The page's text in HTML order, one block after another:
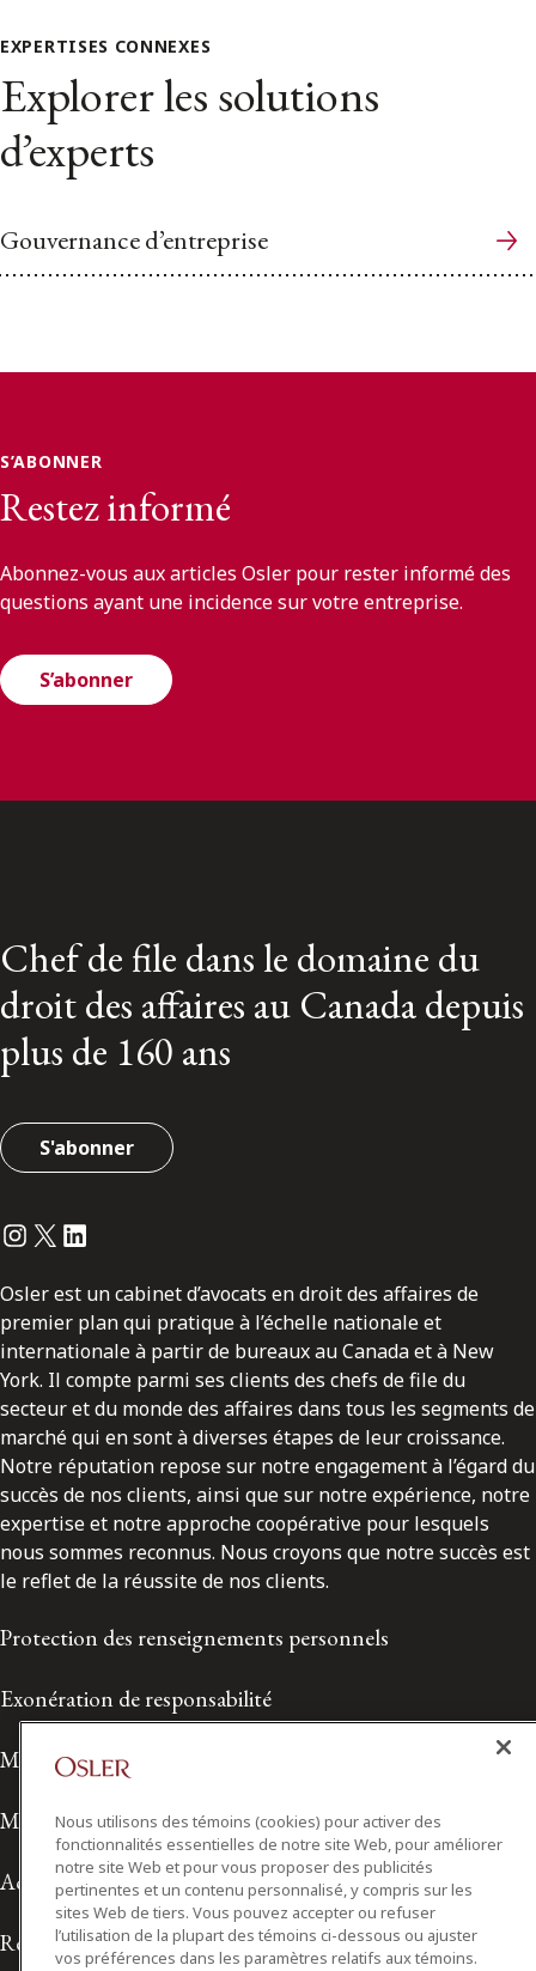
EXPERTISES CONNEXES
Explorer les solutions
d’experts
Gouvernance d’entreprise
S’ABONNER
Restez informé
Abonnez-vous aux articles Osler pour rester informé des
questions ayant une incidence sur votre entreprise.
S’abonner
Chef de file dans le domaine du
droit des affaires au Canada depuis
plus de 160 ans
S'abonner
Instagram
Twitter
LinkedIn
Osler est un cabinet d’avocats en droit des affaires de
premier plan qui pratique à l’échelle nationale et
internationale à partir de bureaux au Canada et à New
York. Il compte parmi ses clients des chefs de file du
secteur et du monde des affaires dans tous les segments de
marché qui en sont à diverses étapes de leur croissance.
Notre réputation repose sur notre engagement à l’égard du
succès de nos clients, ainsi que sur notre expérience, notre
expertise et notre approche coopérative pour lesquels
nous sommes reconnus. Nous croyons que notre succès est
le reflet de la réussite de nos clients.
Protection des renseignements personnels
Exonération de responsabilité
Modalités de prestation de services
Modalités d'utilisation
Accessibilité
Relations avec les médias
Nous utilisons des témoins (cookies) pour activer des
fonctionnalités essentielles de notre site Web, pour améliorer
notre site Web et pour vous proposer des publicités
pertinentes et un contenu personnalisé, y compris sur les
sites Web de tiers. Vous pouvez accepter ou refuser
l’utilisation de la plupart des témoins ci-dessous ou ajuster
vos préférences dans les paramètres relatifs aux témoins.